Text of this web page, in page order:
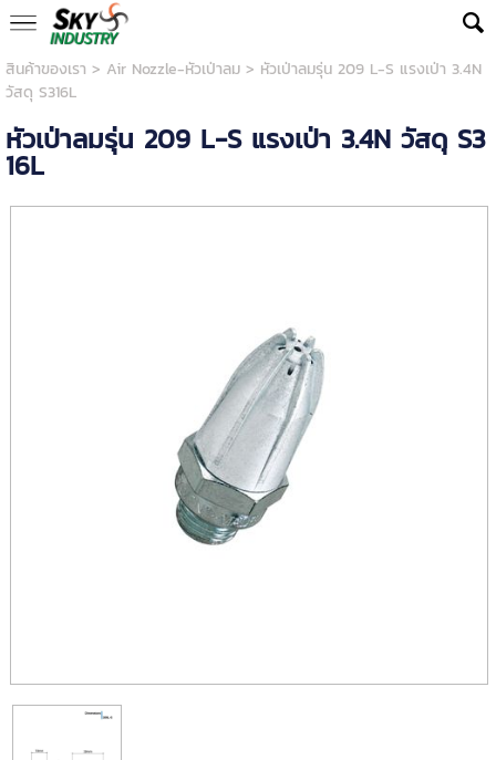
สินค้าของเรา > Air Nozzle-หัวเป่าลม> หัวเป่าลมรุ่น 209 L-S แรงเป่า 3.4N
วัสดุ S316L
หัวเป่าลมรุ่น 209 L-S แรงเป่า 3.4N วัสดุ S3
16L